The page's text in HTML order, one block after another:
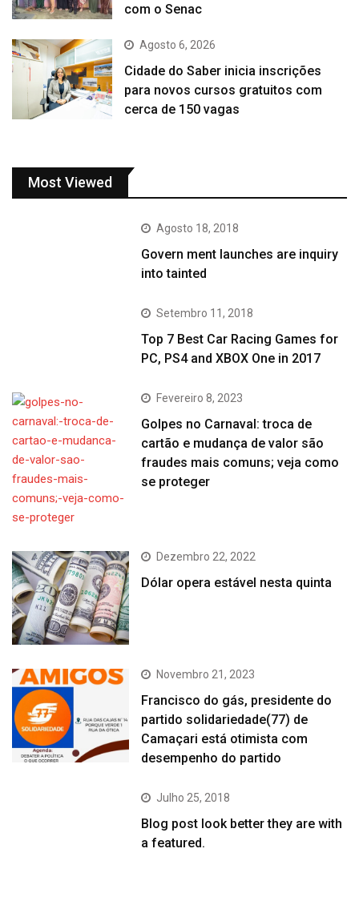
com o Senac
Agosto 6, 2026
Cidade do Saber inicia inscrições
para novos cursos gratuitos com
cerca de 150 vagas
Most Viewed
Agosto 18, 2018
Govern ment launches are inquiry
into tainted
Setembro 11, 2018
Top 7 Best Car Racing Games for
PC, PS4 and XBOX One in 2017
Fevereiro 8, 2023
Golpes no Carnaval: troca de
cartão e mudança de valor são
fraudes mais comuns; veja como
se proteger
Dezembro 22, 2022
Dólar opera estável nesta quinta
Novembro 21, 2023
Francisco do gás, presidente do
partido solidariedade(77) de
Camaçari está otimista com
desempenho do partido
Julho 25, 2018
Blog post look better they are with
a featured.